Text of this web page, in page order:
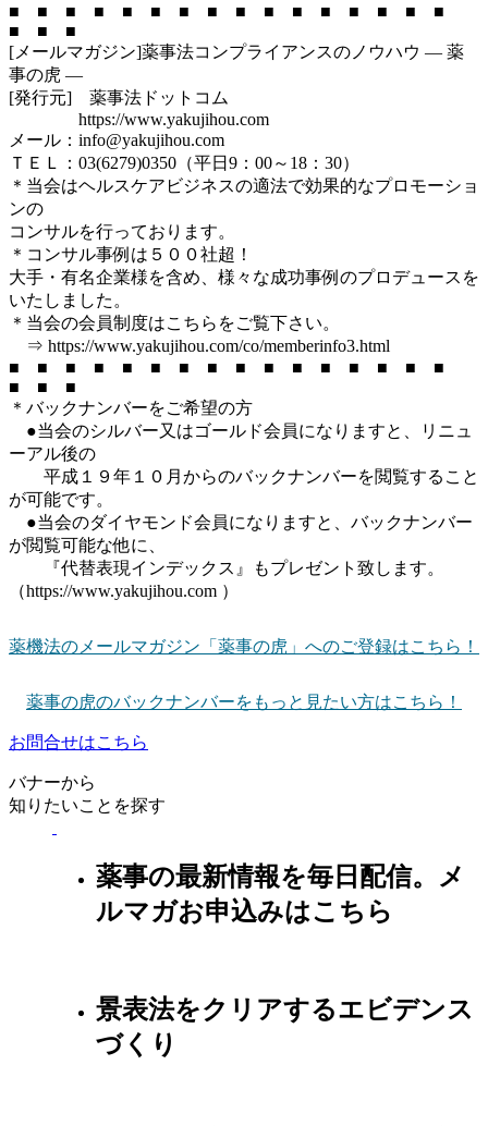
■ ■ ■ ■ ■ ■ ■ ■ ■ ■ ■ ■ ■ ■ ■ ■
■ ■ ■
[メールマガジン]薬事法コンプライアンスのノウハウ ― 薬
事の虎 ―
[発行元] 薬事法ドットコム
https://www.yakujihou.com
メール：info@yakujihou.com
ＴＥＬ：03(6279)0350（平日9：00～18：30）
＊当会はヘルスケアビジネスの適法で効果的なプロモーショ
ンの
コンサルを行っております。
＊コンサル事例は５００社超！
大手・有名企業様を含め、様々な成功事例のプロデュースを
いたしました。
＊当会の会員制度はこちらをご覧下さい。
⇒ https://www.yakujihou.com/co/memberinfo3.html
■ ■ ■ ■ ■ ■ ■ ■ ■ ■ ■ ■ ■ ■ ■ ■
■ ■ ■
＊バックナンバーをご希望の方
●当会のシルバー又はゴールド会員になりますと、リニュ
ーアル後の
平成１９年１０月からのバックナンバーを閲覧すること
が可能です。
●当会のダイヤモンド会員になりますと、バックナンバー
が閲覧可能な他に、
『代替表現インデックス』もプレゼント致します。
（https://www.yakujihou.com ）
薬機法のメールマガジン「薬事の虎」へのご登録はこちら！
薬事の虎のバックナンバーをもっと見たい方はこちら！
お問合せはこちら
バナーから
知りたいことを探す
薬事の最新情報を毎日配信。メ
ルマガお申込みはこちら
景表法をクリアするエビデンス
づくり